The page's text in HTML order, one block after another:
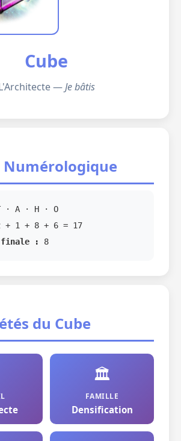
Cube
—Je bâtis
Numérologique
· A · H · O
+ 1 + 8 + 6 = 17
finale :
8
du Cube
🏛️
FAMILLE
Densification